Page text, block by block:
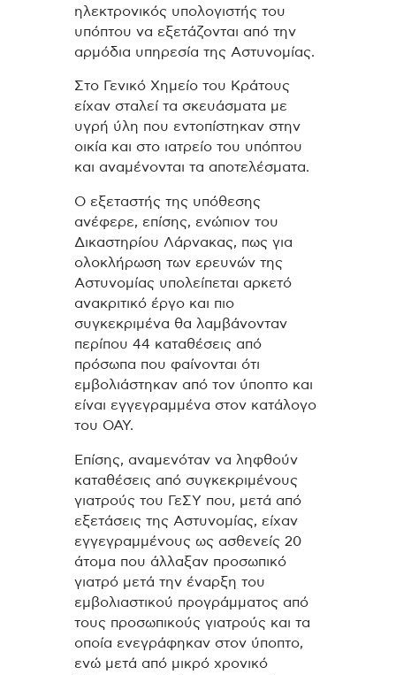
ηλεκτρονικός υπολογιστής του
υπόπτου να εξετάζονται από την
αρμόδια υπηρεσία της Αστυνομίας.
Στο Γενικό Χημείο του Κράτους
είχαν σταλεί τα σκευάσματα με
υγρή ύλη που εντοπίστηκαν στην
οικία και στο ιατρείο του υπόπτου
και αναμένονται τα αποτελέσματα.
Ο εξεταστής της υπόθεσης
ανέφερε, επίσης, ενώπιον του
Δικαστηρίου Λάρνακας, πως για
ολοκλήρωση των ερευνών της
Αστυνομίας υπολείπεται αρκετό
ανακριτικό έργο και πιο
συγκεκριμένα θα λαμβάνονταν
περίπου 44 καταθέσεις από
πρόσωπα που φαίνονται ότι
εμβολιάστηκαν από τον ύποπτο και
είναι εγγεγραμμένα στον κατάλογο
του ΟΑΥ.
Επίσης, αναμενόταν να ληφθούν
καταθέσεις από συγκεκριμένους
γιατρούς του ΓεΣΥ που, μετά από
εξετάσεις της Αστυνομίας, είχαν
εγγεγραμμένους ως ασθενείς 20
άτομα που άλλαξαν προσωπικό
γιατρό μετά την έναρξη του
εμβολιαστικού προγράμματος από
τους προσωπικούς γιατρούς και τα
οποία ενεγράφηκαν στον ύποπτο,
ενώ μετά από μικρό χρονικό